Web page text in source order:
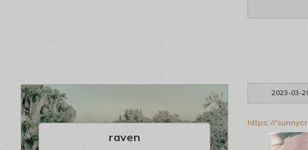
2023-03-
raven
https://